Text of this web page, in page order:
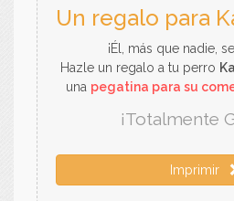
Un regalo para
¡Él, más que nadie,
Hazle un regalo a tu perro
una pegatina para su
¡Totalmente
Imprimir